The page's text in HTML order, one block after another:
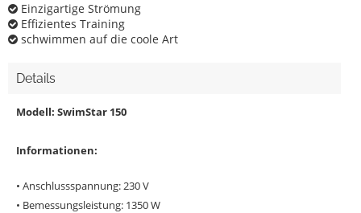
Einzigartige Strömung
Effizientes Training
schwimmen auf die coole Art
Details
Modell: SwimStar 150
Informationen:
• Anschlussspannung: 230 V
• Bemessungsleistung: 1350 W